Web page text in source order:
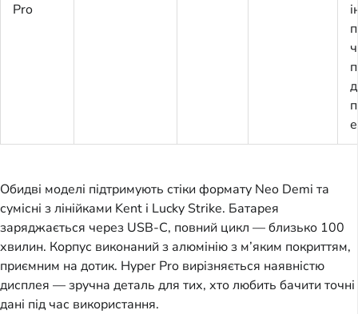
Pro
Обидві моделі підтримують стіки формату Neo Demi та
сумісні з лінійками Kent і Lucky Strike. Батарея
заряджається через USB-C, повний цикл — близько 100
хвилин. Корпус виконаний з алюмінію з м’яким покриттям,
приємним на дотик. Hyper Pro вирізняється наявністю
дисплея — зручна деталь для тих, хто любить бачити точні
дані під час використання.